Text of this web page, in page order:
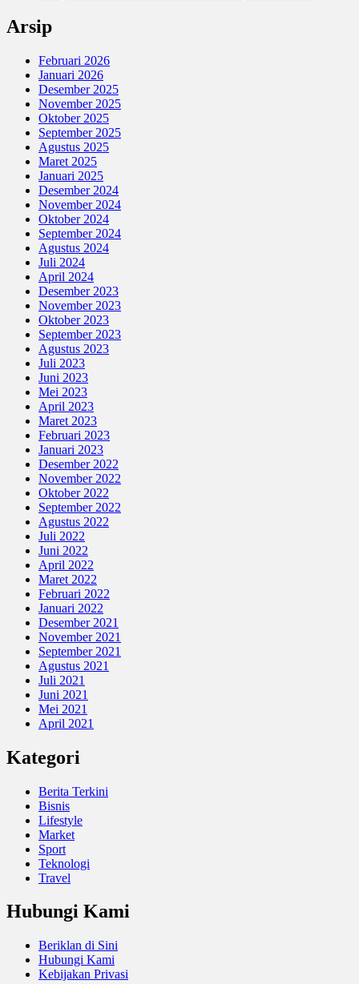
Arsip
Februari 2026
Januari 2026
Desember 2025
November 2025
Oktober 2025
September 2025
Agustus 2025
Maret 2025
Januari 2025
Desember 2024
November 2024
Oktober 2024
September 2024
Agustus 2024
Juli 2024
April 2024
Desember 2023
November 2023
Oktober 2023
September 2023
Agustus 2023
Juli 2023
Juni 2023
Mei 2023
April 2023
Maret 2023
Februari 2023
Januari 2023
Desember 2022
November 2022
Oktober 2022
September 2022
Agustus 2022
Juli 2022
Juni 2022
April 2022
Maret 2022
Februari 2022
Januari 2022
Desember 2021
November 2021
September 2021
Agustus 2021
Juli 2021
Juni 2021
Mei 2021
April 2021
Kategori
Berita Terkini
Bisnis
Lifestyle
Market
Sport
Teknologi
Travel
Hubungi Kami
Beriklan di Sini
Hubungi Kami
Kebijakan Privasi